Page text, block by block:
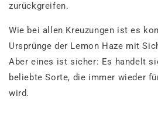
zurückgreifen.
Wie bei allen Kreuzungen ist es
Ursprünge der Lemon Haze mit
Aber eines ist sicher: Es handelt
beliebte Sorte, die immer wieder
wird.